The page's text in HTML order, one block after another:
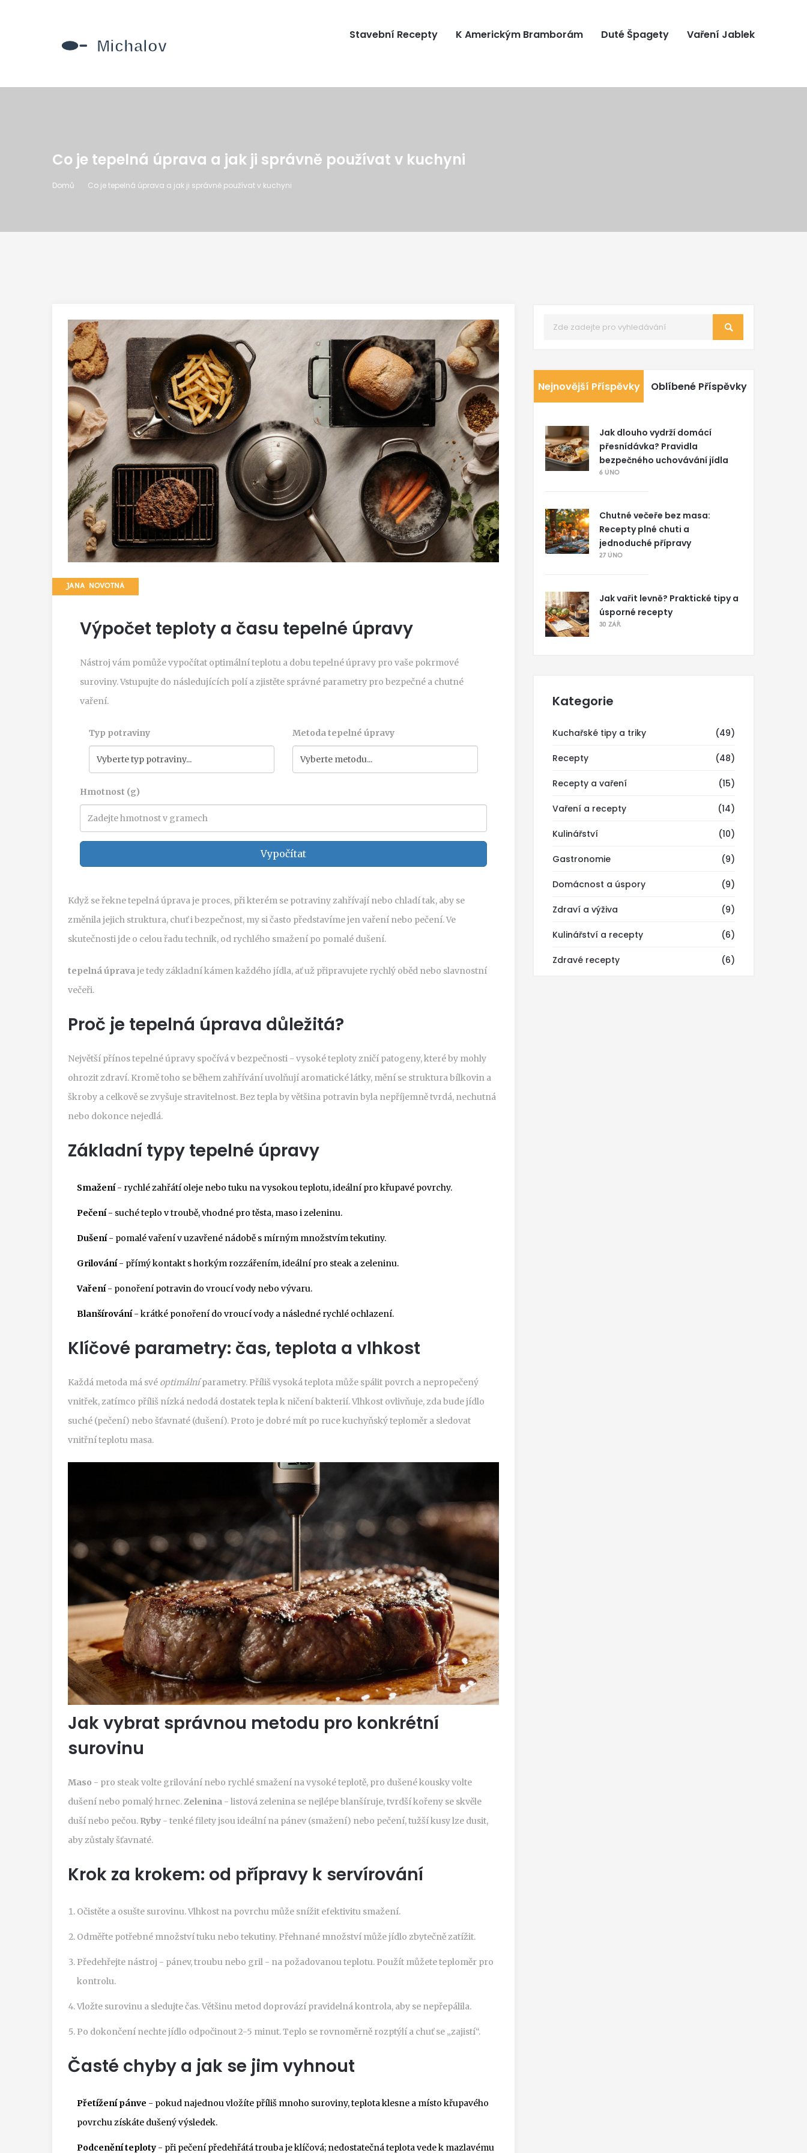
Stavební Recepty K Americkým Bramborám Duté Špagety Vaření Jablek
Co je tepelná úprava a jak ji správně používat v kuchyni
Domů Co je tepelná úprava a jak ji správně používat v kuchyni
JANA NOVOTNÁ
Výpočet teploty a času tepelné úpravy
Nástroj vám pomůže vypočítat optimální teplotu a dobu tepelné úpravy pro vaše pokrmové
suroviny. Vstupujte do následujících polí a zjistěte správné parametry pro bezpečné a chutné
vaření.
Typ potraviny Metoda tepelné úpravy
Hmotnost (g)
Vypočítat
Když se řeknetepelná úpravaje proces, při kterém se potraviny zahřívají nebo chladí tak, aby se
změnila jejich struktura, chuť i bezpečnost, my si často představíme jen vaření nebo pečení. Ve
skutečnosti jde o celou řadu technik, od rychlého smažení po pomalé dušení.
tepelná úpravaje tedy základní kámen každého jídla, ať už připravujete rychlý oběd nebo slavnostní
večeři.
Proč je tepelná úprava důležitá?
Největší přínos tepelné úpravy spočívá v bezpečnosti - vysoké teploty zničí patogeny, které by mohly
ohrozit zdraví. Kromě toho se během zahřívání uvolňují aromatické látky, mění se struktura bílkovin a
škroby a celkově se zvyšuje stravitelnost. Bez tepla by většina potravin byla nepříjemně tvrdá, nechutná
nebo dokonce nejedlá.
Základní typy tepelné úpravy
Smažení- rychlé zahřátí oleje nebo tuku na vysokou teplotu, ideální pro křupavé povrchy.
Pečení- suché teplo v troubě, vhodné pro těsta, maso i zeleninu.
Dušení- pomalé vaření v uzavřené nádobě s mírným množstvím tekutiny.
Grilování- přímý kontakt s horkým rozzářením, ideální pro steak a zeleninu.
Vaření- ponoření potravin do vroucí vody nebo vývaru.
Blanšírování- krátké ponoření do vroucí vody a následné rychlé ochlazení.
Klíčové parametry: čas, teplota a vlhkost
Každá metoda má své optimálníparametry. Příliš vysoká teplota může spálit povrch a nepropečený
vnitřek, zatímco příliš nízká nedodá dostatek tepla k ničení bakterií. Vlhkost ovlivňuje, zda bude jídlo
suché (pečení) nebo šťavnaté (dušení). Proto je dobré mít po ruce kuchyňskýteploměr a sledovat
vnitřní teplotu masa.
Jak vybrat správnou metodu pro konkrétní
surovinu
Maso - pro steak volte grilování nebo rychlé smažení na vysoké teplotě, pro dušené kousky volte
dušení nebo pomalý hrnec.Zelenina - listová zelenina se nejlépe blanšíruje, tvrdší kořeny se skvěle
duší nebo pečou. Ryby - tenké filety jsou ideální na pánev (smažení) nebo pečení, tužší kusy lze dusit,
aby zůstaly šťavnaté.
Krok za krokem: od přípravy k servírování
Očistěte a osušte surovinu. Vlhkost na povrchu může snížit efektivitu smažení.
Odměřte potřebné množství tuku nebo tekutiny. Přehnané množství může jídlo zbytečně zatížit.
Předehřejte nástroj - pánev, troubu nebo gril - na požadovanou teplotu. Použít můžete teploměr pro
kontrolu.
Vložte surovinu a sledujte čas. Většinu metod doprovází pravidelná kontrola, aby se nepřepálila.
Po dokončení nechte jídlo odpočinout 2-5 minut. Teplo se rovnoměrně rozptýlí a chuť se „zajistí“.
Časté chyby a jak se jim vyhnout
Přetížení pánve - pokud najednou vložíte příliš mnoho suroviny, teplota klesne a místo křupavého
povrchu získáte dušený výsledek.
Podcenění teploty - při pečení předehřátá trouba je klíčová; nedostatečná teplota vede k mazlavému
Nejnovější Příspěvky Oblíbené Příspěvky
Jak dlouho vydrží domácí
přesnídávka? Pravidla
bezpečného uchovávání jídla
6 ÚNO
Chutné večeře bez masa:
Recepty plné chuti a
jednoduché přípravy
27 ÚNO
Jak vařit levně? Praktické tipy a
úsporné recepty
30 ZÁŘ
Kategorie
Kuchařské tipy a triky (49)
Recepty (48)
Recepty a vaření (15)
Vaření a recepty (14)
Kulinářství (10)
Gastronomie (9)
Domácnost a úspory (9)
Zdraví a výživa (9)
Kulinářství a recepty (6)
Zdravé recepty (6)